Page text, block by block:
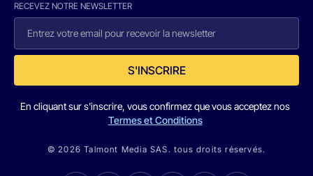
RECEVEZ NOTRE NEWSLETTER
S'INSCRIRE
En cliquant sur s'inscrire, vous confirmez que vous acceptez nos
Termes et Conditions
© 2026 Talmont Media SAS. tous droits réservés.